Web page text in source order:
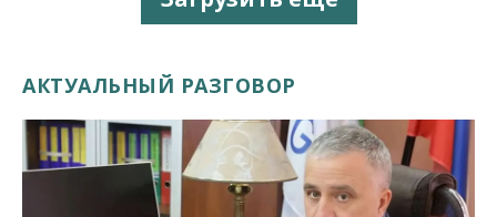
АКТУАЛЬНЫЙ РАЗГОВОР